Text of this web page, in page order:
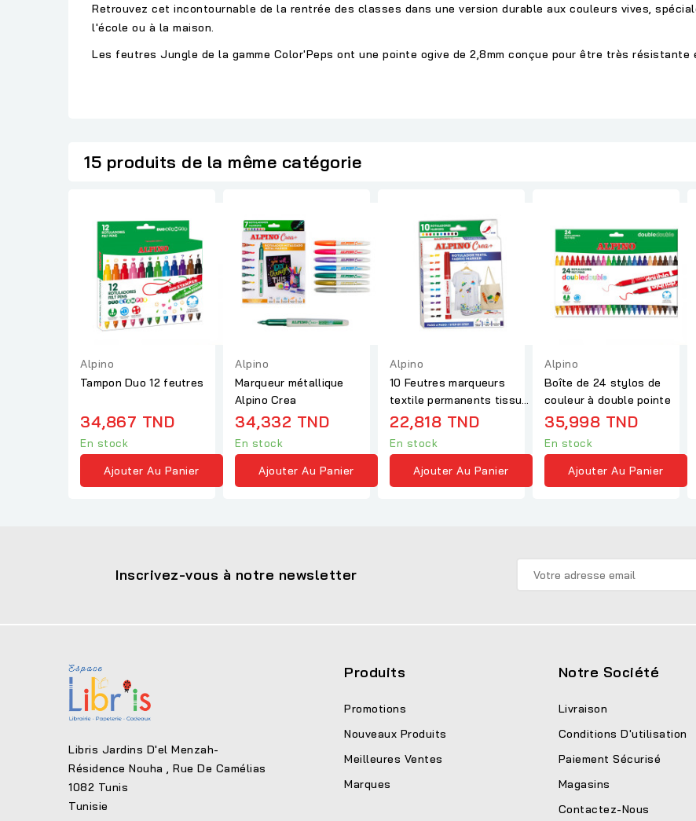
Retrouvez cet incontournable de la rentrée des classes dans une version durable aux couleurs vives,
l'école ou à la maison.
Les feutres Jungle de la gamme Color'Peps ont une pointe ogive de 2,8mm conçue pour être très
15 produits de la même catégorie
Alpino
Tampon Duo 12 feutres
34,867 TND
En stock
Ajouter Au Panier
Alpino
Marqueur métallique
Alpino Crea
34,332 TND
En stock
Ajouter Au Panier
Alpino
10 Feutres marqueurs
textile permanents tissu
T-shirt sac...
22,818 TND
En stock
Ajouter Au Panier
Alpino
Boîte de 24 stylos de
couleur à double pointe
35,998 TND
En stock
Ajouter Au Panier
Inscrivez-vous à notre newsletter
Libris Jardins D'el Menzah-
Résidence Nouha , Rue De Camélias
1082 Tunis
Tunisie
Produits
Promotions
Nouveaux Produits
Meilleures Ventes
Marques
Notre Société
Livraison
Conditions D'utilisation
Paiement Sécurisé
Magasins
Contactez-Nous